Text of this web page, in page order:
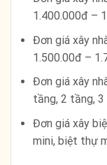
1.400.000đ –
Đơn giá xây
1.500.00đ –
Đơn giá xây
tầng, 2 tầng,
Đơn giá xây
mini, biệt thự